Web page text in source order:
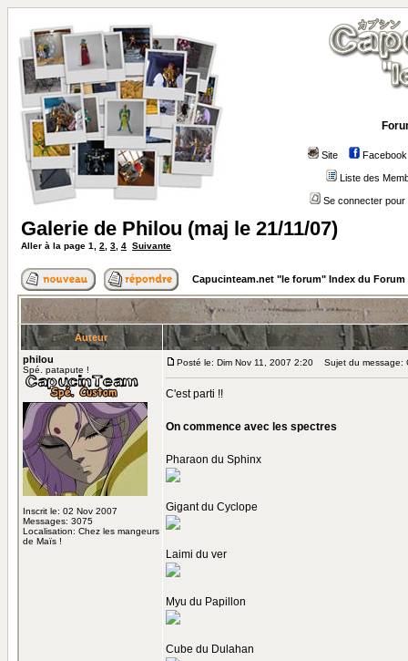
Site Facebook
Liste des
Se connecter
Galerie de Philou (maj le 21/11/07)
Aller à la page 1 2 3 4 Suivante
Capucinteam.net "le forum" Index du Forum
Auteur
philou
Spé. patapute !
Inscrit le: 02 Nov 2007
Messages: 3075
Localisation: Chez les mangeurs
de Maïs !
Posté le: Dim Nov 11, 2007 2:20 Sujet du message:
C'est parti !!
On commence avec les spectres
Pharaon du Sphinx
Gigant du Cyclope
Laimi du ver
Myu du Papillon
Cube du Dulahan